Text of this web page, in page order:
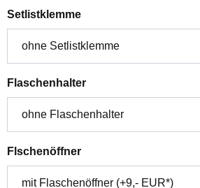
Setlistklemmeauswählen
Flaschenhalterauswählen
Flschenöffnerauswählen